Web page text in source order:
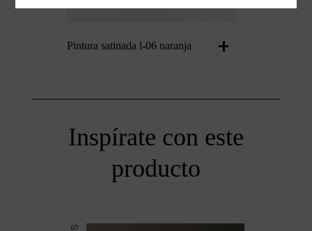
Pintura satinada l-06 naranja
Inspírate con este
producto